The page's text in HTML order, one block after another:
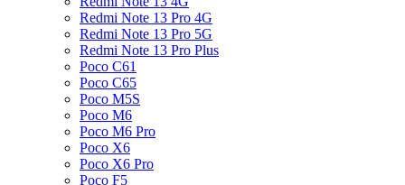
Redmi Note 13 Pro 4G
Redmi Note 13 Pro 5G
Redmi Note 13 Pro Plus
Poco C61
Poco C65
Poco M5S
Poco M6
Poco M6 Pro
Poco X6
Poco X6 Pro
Poco F5